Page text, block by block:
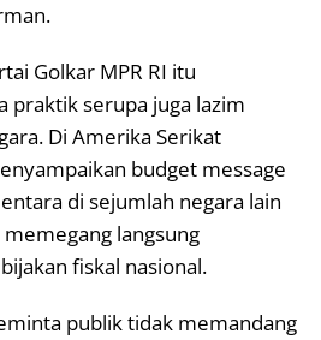
Golkar MPR RI itu
praktik serupa juga lazim
Di Amerika Serikat
budget message
di sejumlah negara lain
langsung
fiskal nasional.
publik tidak memandang